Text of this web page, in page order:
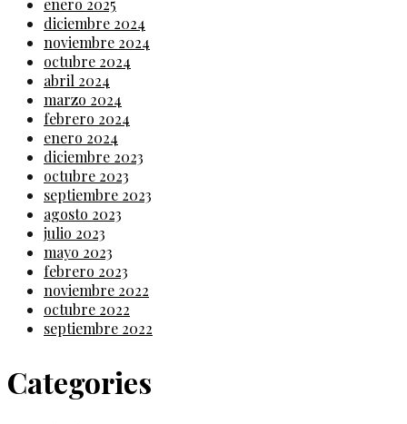
enero 2025
diciembre 2024
noviembre 2024
octubre 2024
abril 2024
marzo 2024
febrero 2024
enero 2024
diciembre 2023
octubre 2023
septiembre 2023
agosto 2023
julio 2023
mayo 2023
febrero 2023
noviembre 2022
octubre 2022
septiembre 2022
Categories